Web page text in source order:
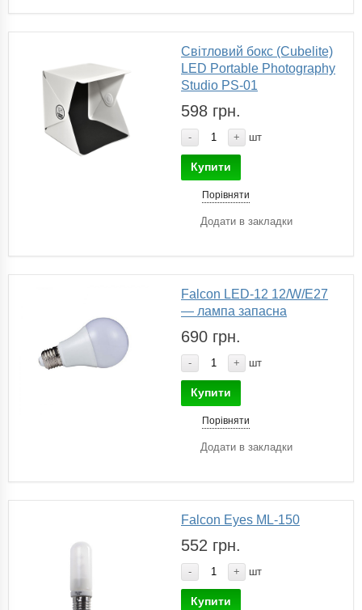
Світловий бокс (Cubelite)
LED Portable Photography
Studio PS-01
598 грн.
- + шт
Купити
Порівняти
Додати в закладки
Falcon LED-12 12/W/E27
— лампа запасна
690 грн.
- + шт
Купити
Порівняти
Додати в закладки
Falcon Eyes ML-150
552 грн.
- + шт
Купити